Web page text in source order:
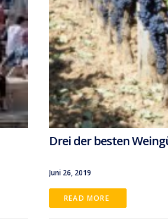
Drei der besten
Juni 26, 2019
READ MORE